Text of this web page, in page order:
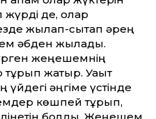
жүрді де, олар
жылап-сықтап әрең
әбден жылады.
жеңешемнің
тұрып жатыр. Уақыт
үйдегі әңгіме үстінде
көшпей тұрып,